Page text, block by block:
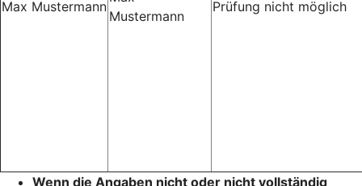
Max Mustermann
Mustermann
Prüfung nicht möglich
Wenn die Angaben nicht oder nicht vollständig